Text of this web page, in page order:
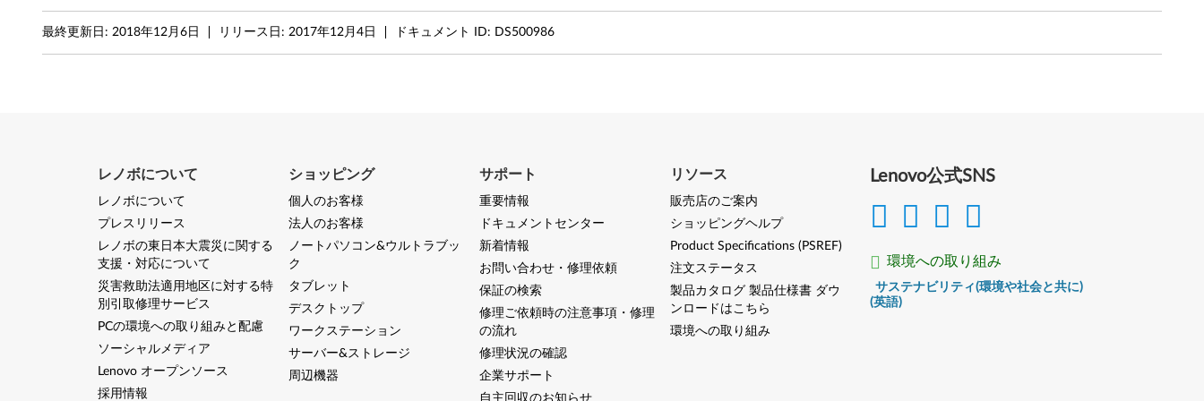
タ
イ
最終更新日: 2018年12月6日 リリース日: 2017年12月4日 ドキュメント ID: DS500986
Lenovo公式SNS
環境への取り組み
サステナビリティ(環境や社会と共に)
(英語)
レノボについて
レノボについて
プレスリリース
レノボの東日本大震災に関する
支援・対応について
災害救助法適用地区に対する特
別引取修理サービス
PCの環境への取り組みと配慮
ソーシャルメディア
Lenovo オープンソース
採用情報
ショッピング
個人のお客様
法人のお客様
ノートパソコン&ウルトラブッ
ク
タブレット
デスクトップ
ワークステーション
サーバー&ストレージ
周辺機器
サポート
重要情報
ドキュメントセンター
新着情報
お問い合わせ・修理依頼
保証の検索
修理ご依頼時の注意事項・修理
の流れ
修理状況の確認
企業サポート
自主回収のお知らせ
リソース
販売店のご案内
ショッピングヘルプ
Product Specifications (PSREF)
注文ステータス
製品カタログ 製品仕様書 ダウ
ンロードはこちら
環境への取り組み